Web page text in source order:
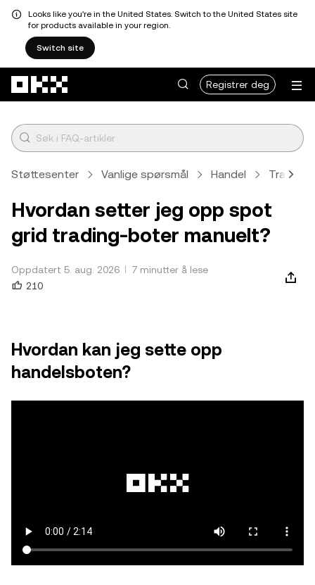
Looks like you're in the United States. Switch to the United States site
for products available in your region.
Switch site
Registrer deg
Støttesenter Vanlige spørsmål Handel
Hvordan setter jeg opp spot
grid trading-boter manuelt?
Oppdatert 5. aug. 2026
7 minutter å lese
210
Hvordan kan jeg sette opp
handelsboten?